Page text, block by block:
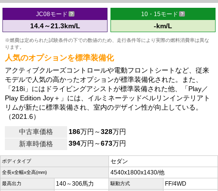
JC08モード
14.4～21.3km/L
10・15モード
-km/L
※燃費は定められた試験条件の下での数値のため、走行条件等により実際の燃料消費率は異な
ります。
人気のオプションを標準装備化
アクティブクルーズコントロールや電動フロントシートなど、従来
モデルで人気の高かったオプションが標準装備化された。また、
「218i」にはドライビングアシストが標準装備された他、「Play／
Play Edition Joy＋」には、イルミネーテッドベルリンインテリアト
リムが新たに標準装備され、室内のデザイン性が向上している。
（2021.6）
中古車価格
186万円～328万円
新車時価格
394万円～673万円
ボディタイプ セダン
全長x全幅x全高(mm) 4540x1800x1430/他
最高出力 140～306馬力 駆動方式 FF/4WD